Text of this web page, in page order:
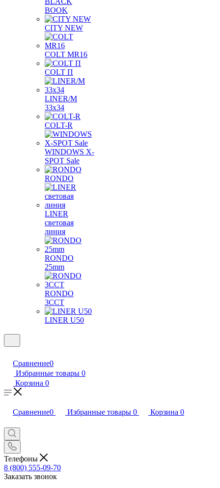
BOOK
CITY NEW
COLT MR16
COLT П
LINER/М
33х34
COLT-R
WINDOWS X-
SPOT Sale
RONDO
LINER
световая
линия
RONDO
25mm
RONDO
3CCT
LINER U50
Сравнение0
Избранные товары 0
Корзина 0
Сравнение0 Избранные товары 0 Корзина 0
Телефоны
8 (800) 555-09-70
Заказать звонок